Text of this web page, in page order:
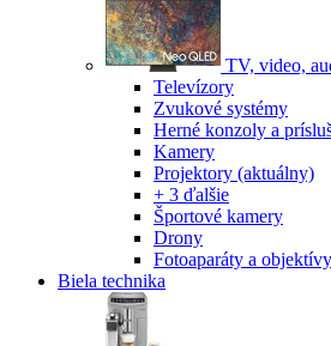
TV, video,
Televízory
Zvukové systémy
Herné konzoly a
Kamery
Projektory (aktuálny)
+ 3 ďalšie
Športové kamery
Drony
Fotoaparáty a objektívy
Biela technika